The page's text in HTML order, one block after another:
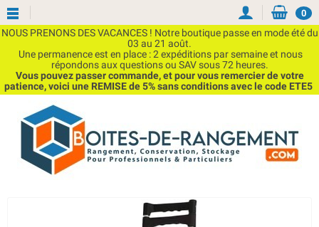
NOUS PRENONS DES VACANCES ! Notre boutique passe en mode été du
03 au 21 août.
Une permanence est en place : 2 expéditions par semaine et nous
répondons aux questions ou SAV sous 72 heures.
Vous pouvez passer commande, et pour vous remercier de votre
patience, voici une REMISE de 5% sans conditions avec le code ETE5
0